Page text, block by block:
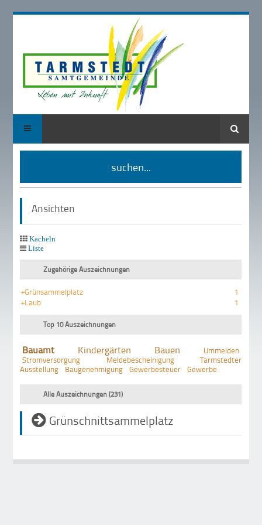
Suche
suchen...
Ansichten
Kacheln
Liste
Zugehörige Auszeichnungen
+Grünsammelplatz
1
+Laub
1
Top 10 Auszeichnungen
Bauamt Kindergärten Bauen
Ummelden
Stromversorgung
Meldebescheinigung
Tarmstedter
Ausstellung
Baugenehmigung Gewerbesteuer Gewerbe
Alle Auszeichnungen (231)
Grünschnittsammelplatz